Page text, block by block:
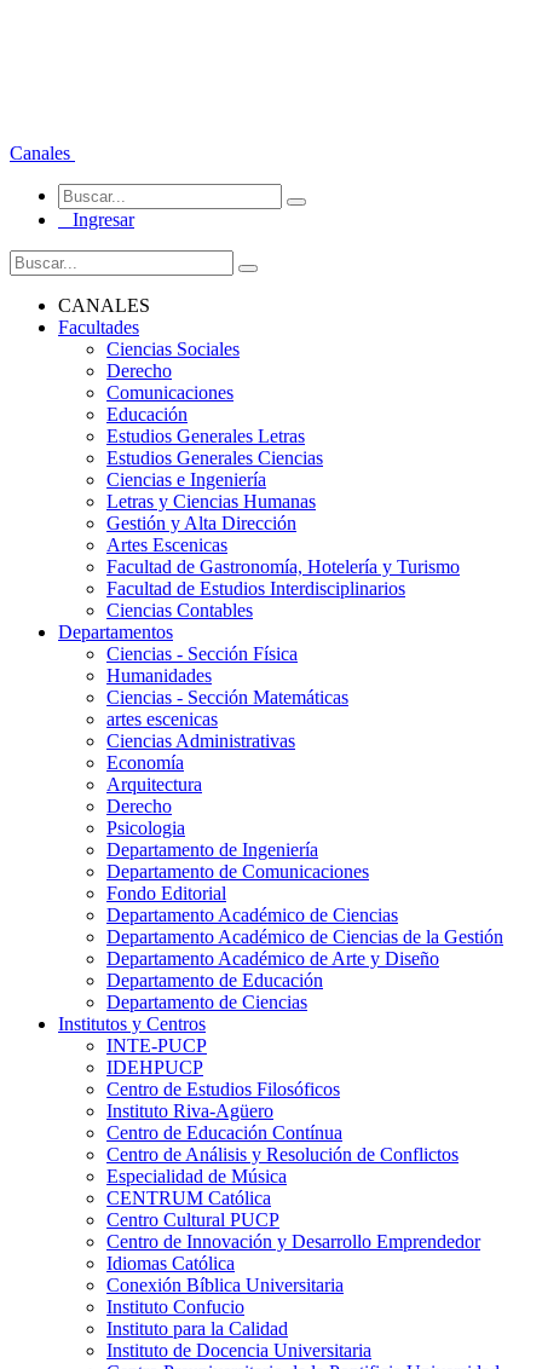
Canales
Ingresar
CANALES
Facultades
Ciencias Sociales
Derecho
Comunicaciones
Educación
Estudios Generales Letras
Estudios Generales Ciencias
Ciencias e Ingeniería
Letras y Ciencias Humanas
Gestión y Alta Dirección
Artes Escenicas
Facultad de Gastronomía, Hotelería y Turismo
Facultad de Estudios Interdisciplinarios
Ciencias Contables
Departamentos
Ciencias - Sección Física
Humanidades
Ciencias - Sección Matemáticas
artes escenicas
Ciencias Administrativas
Economía
Arquitectura
Derecho
Psicologia
Departamento de Ingeniería
Departamento de Comunicaciones
Fondo Editorial
Departamento Académico de Ciencias
Departamento Académico de Ciencias de la Gestión
Departamento Académico de Arte y Diseño
Departamento de Educación
Departamento de Ciencias
Institutos y Centros
INTE-PUCP
IDEHPUCP
Centro de Estudios Filosóficos
Instituto Riva-Agüero
Centro de Educación Contínua
Centro de Análisis y Resolución de Conflictos
Especialidad de Música
CENTRUM Católica
Centro Cultural PUCP
Centro de Innovación y Desarrollo Emprendedor
Idiomas Católica
Conexión Bíblica Universitaria
Instituto Confucio
Instituto para la Calidad
Instituto de Docencia Universitaria